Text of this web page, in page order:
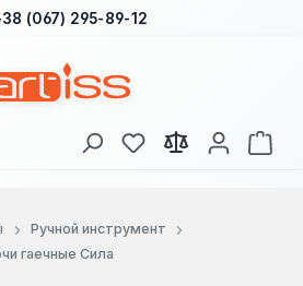
содержанию
(067) 295-89-12
У вас есть товары
В
Ручной инструмент
гаечные Сила